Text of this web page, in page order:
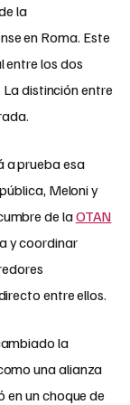
la
en Roma. Este
entre los dos
distinción entre
a prueba esa
Meloni y
de laOTAN
y coordinar
entre ellos.
la
una alianza
en un choque de